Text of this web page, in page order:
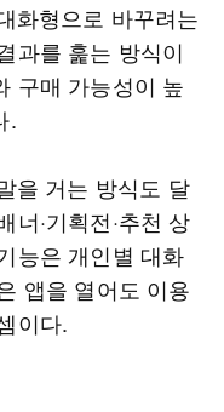
화형으로 바꾸려는
과를 훑는 방식이
구매 가능성이 높
.
을 거는 방식도 달
너·기획전·추천 상
능은 개인별 대화
앱을 열어도 이용
이다.